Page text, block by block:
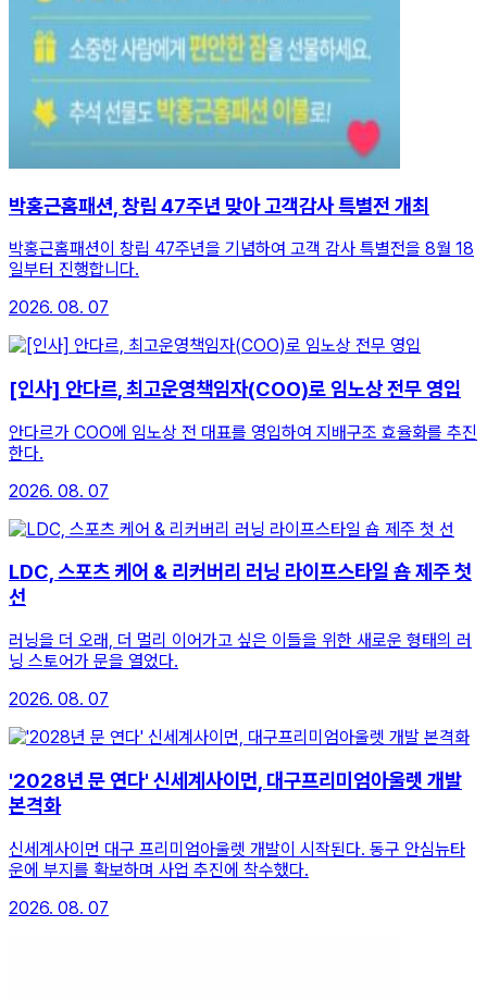
박홍근홈패션, 창립 47주년 맞아 고객감사 특별전 개최
박홍근홈패션이 창립 47주년을 기념하여 고객 감사 특별전을 8월 18
일부터 진행합니다.
2026. 08. 07
[인사] 안다르, 최고운영책임자(COO)로 임노상 전무 영입
안다르가 COO에 임노상 전 대표를 영입하여 지배구조 효율화를 추진
한다.
2026. 08. 07
LDC, 스포츠 케어 & 리커버리 러닝 라이프스타일 숍 제주 첫
선
러닝을 더 오래, 더 멀리 이어가고 싶은 이들을 위한 새로운 형태의 러
닝 스토어가 문을 열었다.
2026. 08. 07
'2028년 문 연다' 신세계사이먼, 대구프리미엄아울렛 개발
본격화
신세계사이먼 대구 프리미엄아울렛 개발이 시작된다. 동구 안심뉴타
운에 부지를 확보하며 사업 추진에 착수했다.
2026. 08. 07